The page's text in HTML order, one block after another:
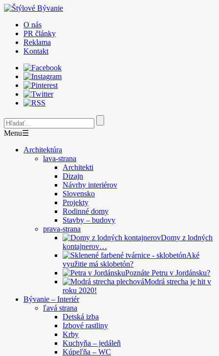
O nás
PR články
Reklama
Kontakt
Menu☰
Architektúra
lava-strana
Architekti
Dizajn
Návrhy interiérov
Slovensko
Projekty
Rodinné domy
Stavby – budovy
prava-strana
Domy z lodných
kontajnerov…
Aké
využitie má sklobetón?
Poznáte Petru v Jordánsku?
Modrá strecha je hit v
roku 2020!
Bývanie – Interiér
ľavá strana
Detská izba
Izbové rastliny
Krby
Kuchyňa – jedáleň
Kúpeľňa – WC